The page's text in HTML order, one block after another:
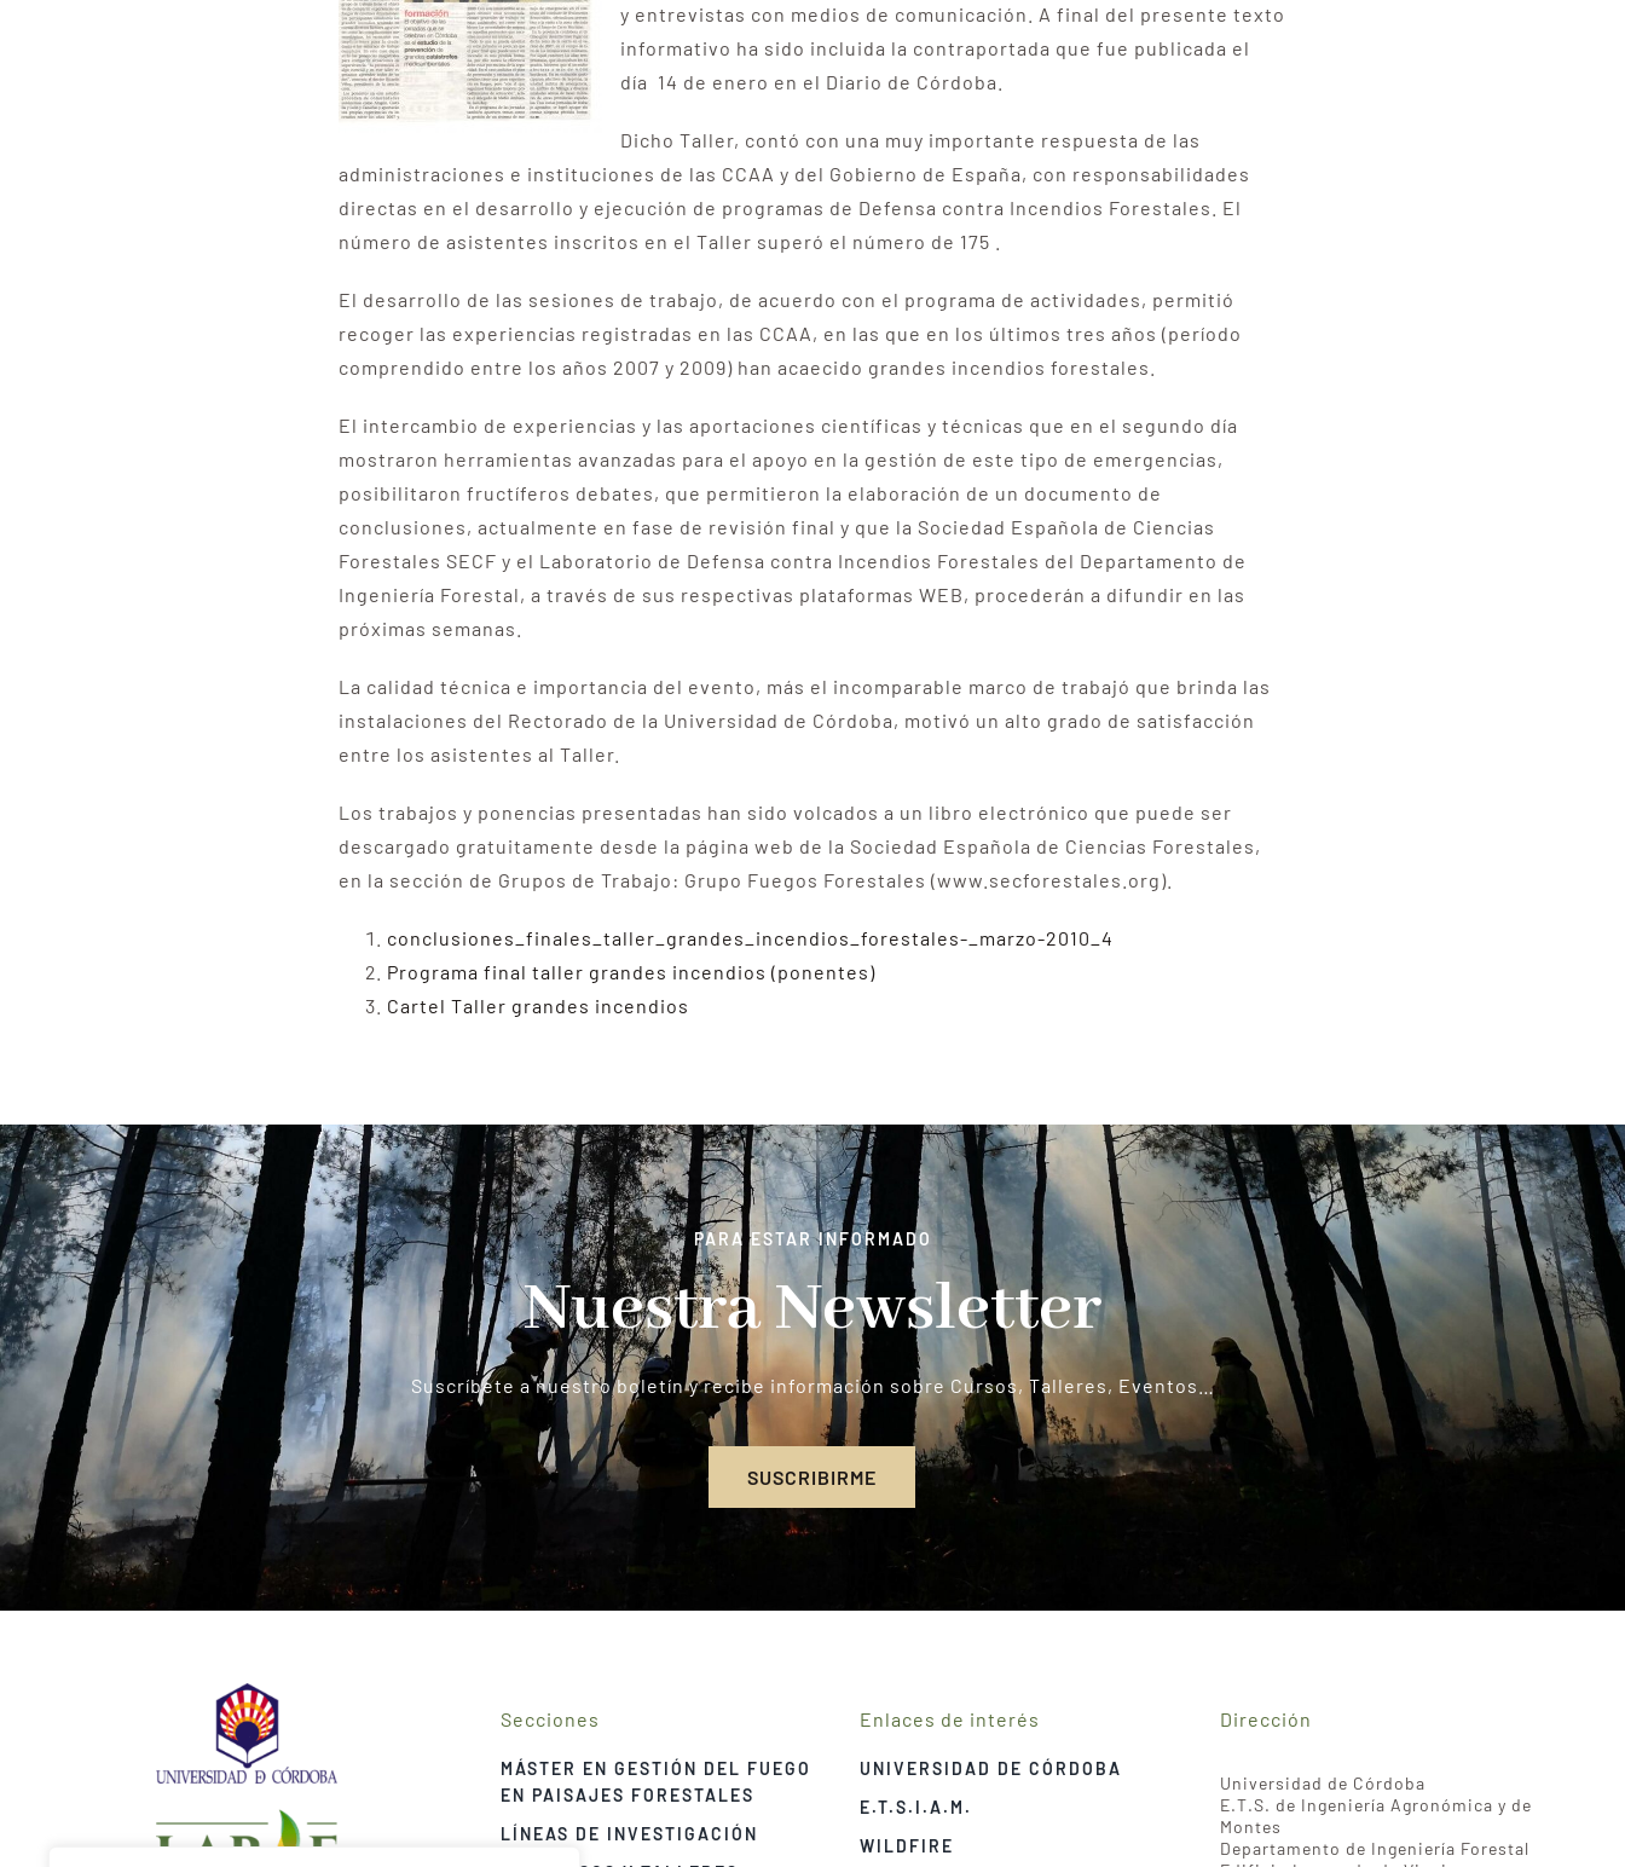
y entrevistas con medios de comunicación. A final del presente texto
informativo ha sido incluida la contraportada que fue publicada el
día 14 de enero en el Diario de Córdoba.
Dicho Taller, contó con una muy importante respuesta de las
administraciones e instituciones de las CCAA y del Gobierno de España, con responsabilidades
directas en el desarrollo y ejecución de programas de Defensa contra Incendios Forestales. El
número de asistentes inscritos en el Taller superó el número de 175 .
El desarrollo de las sesiones de trabajo, de acuerdo con el programa de actividades, permitió
recoger las experiencias registradas en las CCAA, en las que en los últimos tres años (período
comprendido entre los años 2007 y 2009) han acaecido grandes incendios forestales.
El intercambio de experiencias y las aportaciones científicas y técnicas que en el segundo día
mostraron herramientas avanzadas para el apoyo en la gestión de este tipo de emergencias,
posibilitaron fructíferos debates, que permitieron la elaboración de un documento de
conclusiones, actualmente en fase de revisión final y que la Sociedad Española de Ciencias
Forestales SECF y el Laboratorio de Defensa contra Incendios Forestales del Departamento de
Ingeniería Forestal, a través de sus respectivas plataformas WEB, procederán a difundir en las
próximas semanas.
La calidad técnica e importancia del evento, más el incomparable marco de trabajó que brinda las
instalaciones del Rectorado de la Universidad de Córdoba, motivó un alto grado de satisfacción
entre los asistentes al Taller.
Los trabajos y ponencias presentadas han sido volcados a un libro electrónico que puede ser
descargado gratuitamente desde la página web de la Sociedad Española de Ciencias Forestales,
en la sección de Grupos de Trabajo: Grupo Fuegos Forestales (www.secforestales.org).
conclusiones_finales_taller_grandes_incendios_forestales-_marzo-2010_4
Programa final taller grandes incendios (ponentes)
Cartel Taller grandes incendios
PARA ESTAR INFORMADO
Nuestra Newsletter
Suscríbete a nuestro boletín y recibe información sobre Cursos, Talleres, Eventos…
SUSCRIBIRME
Secciones
MÁSTER EN GESTIÓN DEL FUEGO
EN PAISAJES FORESTALES
LÍNEAS DE INVESTIGACIÓN
Enlaces de interés
UNIVERSIDAD DE CÓRDOBA
E.T.S.I.A.M.
WILDFIRE
Dirección
Universidad de Córdoba
E.T.S. de Ingeniería Agronómica y de
Montes
Departamento de Ingeniería Forestal